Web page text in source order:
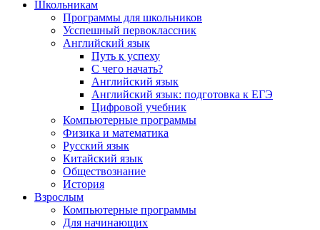
Школьникам
Программы для школьников
Усспешный первоклассник
Английский язык
Путь к успеху
С чего начать?
Английский язык
Английский язык: подготовка к ЕГЭ
Цифровой учебник
Компьютерные программы
Физика и математика
Русский язык
Китайский язык
Обществознание
История
Взрослым
Компьютерные программы
Для начинающих